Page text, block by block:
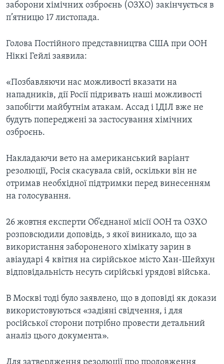
заборони хімічних озброєнь (ОЗХО) закінчується в
п’ятницю 17 листопада.
Голова Постійного представництва США при ООН
Ніккі Гейлі заявила:
«Позбавляючи нас можливості вказати на
нападників, дії Росії підривать наші можливості
запобігти майбутнім атакам. Ассад і ІДІЛ вже не
будуть попереджені за застосування хімічних
озброєнь.
Накладаючи вето на американський варіант
резолюції, Росія скасувала свій, оскільки він не
отримав необхідної підтримки перед винесенням
на голосування.
26 жовтня експерти Об’єднаної місії ООН та ОЗХО
розповсюдили доповідь, з якої виникало, що за
використання забороненого хімікату зарин в
авіаударі 4 квітня на сирійськое місто Хан-Шейхун
відповідальність несуть сирійські урядові війська.
В Москві тоді було заявлено, що в доповіді як докази
використовуються «задіяні свідчення, і для
російської сторони потрібно провести детальний
аналіз цього документа».